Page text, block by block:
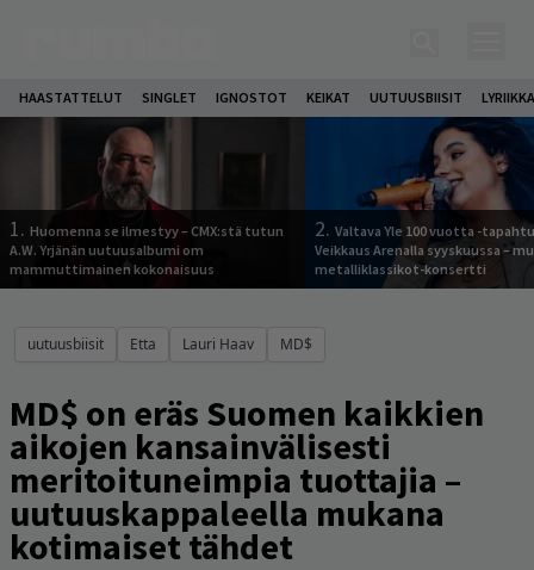
HAASTATTELUT SINGLET IGNOSTOT KEIKAT UUTUUSBIISIT
1. Huomenna se ilmestyy – CMX:stä tutun
A.W. Yrjänän uutuusalbumi om
mammuttimainen kokonaisuus
2. Valtava Yle 100 vuotta -
Veikkaus Arenalla syyskuussa –
metalliklassikot-konsertti
uutuusbiisit Etta Lauri Haav MD$
MD$ on eräs Suomen kaikkien
aikojen kansainvälisesti
meritoituneimpia tuottajia –
uutuuskappaleella mukana
kotimaiset tähdet